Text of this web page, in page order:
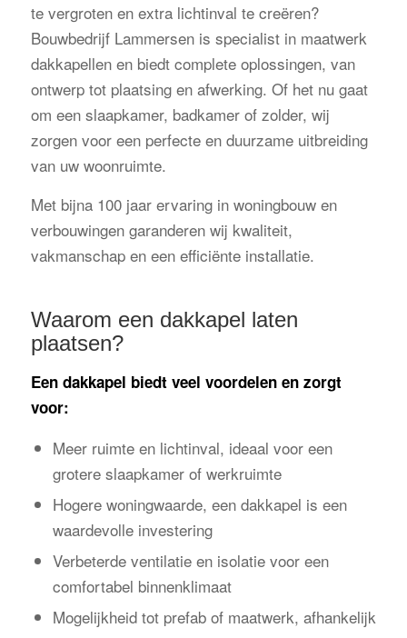
te vergroten en extra lichtinval te creëren?
Bouwbedrijf Lammersen is specialist in maatwerk
dakkapellen en biedt complete oplossingen, van
ontwerp tot plaatsing en afwerking. Of het nu gaat
om een slaapkamer, badkamer of zolder, wij
zorgen voor een perfecte en duurzame uitbreiding
van uw woonruimte.
Met bijna 100 jaar ervaring in woningbouw en
verbouwingen garanderen wij kwaliteit,
vakmanschap en een efficiënte installatie.
Waarom een dakkapel laten
plaatsen?
Een dakkapel biedt veel voordelen en zorgt
voor:
Meer ruimte en lichtinval, ideaal voor een
grotere slaapkamer of werkruimte
Hogere woningwaarde, een dakkapel is een
waardevolle investering
Verbeterde ventilatie en isolatie voor een
comfortabel binnenklimaat
Mogelijkheid tot prefab of maatwerk, afhankelijk